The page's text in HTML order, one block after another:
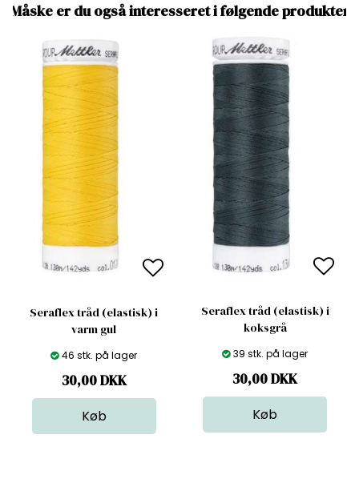
Måske er du også interesseret i følgende produkter
Seraflex tråd (elastisk) i
varm gul
46 stk. på lager
30,00DKK
Seraflex tråd (elastisk) i
koksgrå
39 stk. på lager
30,00DKK